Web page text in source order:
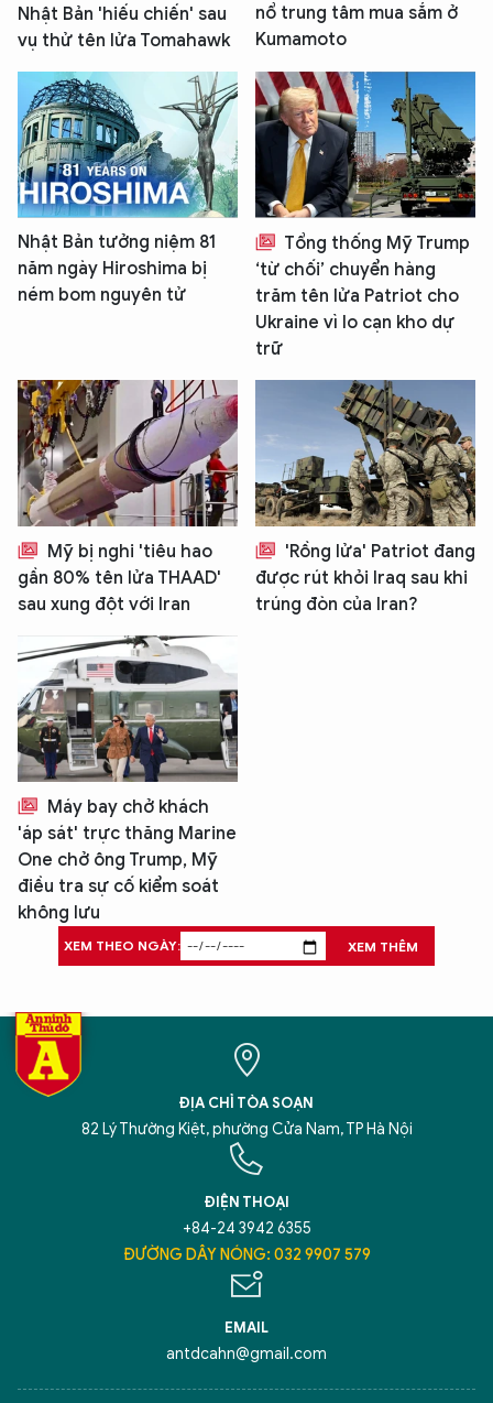
Nhật Bản 'hiếu chiến' sau
vụ thử tên lửa Tomahawk
nổ trung tâm mua sắm ở
Kumamoto
Nhật Bản tưởng niệm 81
năm ngày Hiroshima bị
ném bom nguyên tử
Tổng thống Mỹ Trump
‘từ chối’ chuyển hàng
trăm tên lửa Patriot cho
Ukraine vì lo cạn kho dự
trữ
Mỹ bị nghi 'tiêu hao
gần 80% tên lửa THAAD'
sau xung đột với Iran
'Rồng lửa' Patriot đang
được rút khỏi Iraq sau khi
trúng đòn của Iran?
Máy bay chở khách
'áp sát' trực thăng Marine
One chở ông Trump, Mỹ
điều tra sự cố kiểm soát
không lưu
XEM THEO NGÀY: XEM THÊM
ĐỊA CHỈ TÒA SOẠN
82 Lý Thường Kiệt, phường Cửa Nam, TP Hà Nội
ĐIỆN THOẠI
+84-24 3942 6355
ĐƯỜNG DÂY NÓNG: 032 9907 579
EMAIL
antdcahn@gmail.com